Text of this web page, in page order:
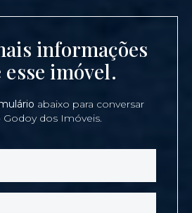
informações
esse imóvel.
abaixo para conversar
dos Imóveis.